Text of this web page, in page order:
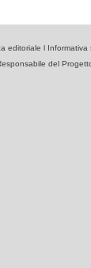
editoriale l Informativa
del